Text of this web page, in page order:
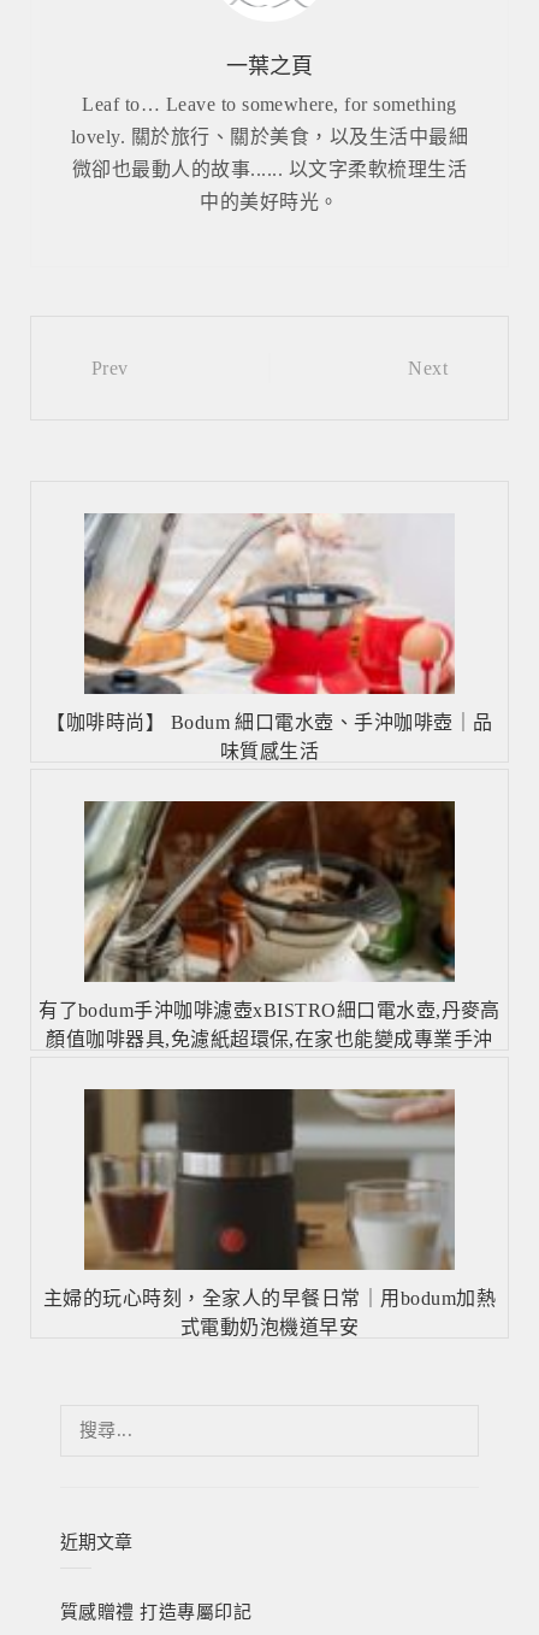
一葉之頁
Leaf to… Leave to somewhere, for something
lovely. 關於旅行、關於美食，以及生活中最細
微卻也最動人的故事...... 以文字柔軟梳理生活
中的美好時光。
Post
Prev Next
【咖啡時尚】 Bodum 細口電水壺、手沖咖啡壺｜品
味質感生活
有了bodum手沖咖啡濾壺xBISTRO細口電水壺,丹麥高
顏值咖啡器具,免濾紙超環保,在家也能變成專業手沖
主婦的玩心時刻，全家人的早餐日常｜用bodum加熱
式電動奶泡機道早安
字:
近期文章
質感贈禮 打造專屬印記